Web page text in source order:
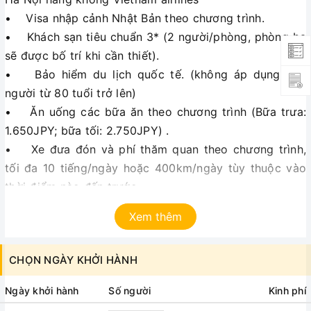
• Visa nhập cảnh Nhật Bản theo chương trình.
• Khách sạn tiêu chuẩn 3* (2 người/phòng, phòng ba
sẽ được bố trí khi cần thiết).
• Bảo hiểm du lịch quốc tế. (không áp dụng cho
người từ 80 tuổi trở lên)
• Ăn uống các bữa ăn theo chương trình (Bữa trưa:
1.650JPY; bữa tối: 2.750JPY) .
• Xe đưa đón và phí thăm quan theo chương trình,
tối đa 10 tiếng/ngày hoặc 400km/ngày tùy thuộc vào
thời điểm nào đến trước.
• Hướng dẫn viên nhiệt tình, kinh nghiệm suốt tuyến.
• Nước suối 01chai/người/ngày
• Thuế VAT
Giá tour không bao gồm:
• Hộ chiếu còn hiệu lực 6 tháng tính đến ngày khởi
Xem thêm
CHỌN NGÀY KHỞI HÀNH
Ngày khởi hành Số người Kinh phí